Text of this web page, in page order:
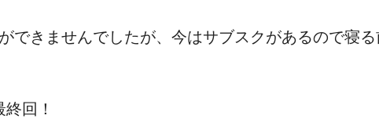
できませんでしたが、今はサブスクがあるので寝
回！